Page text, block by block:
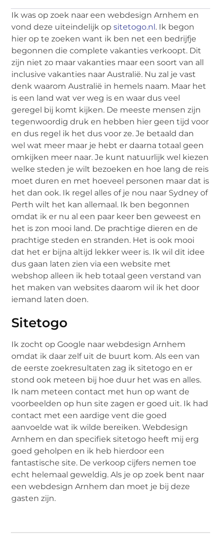
Ik was op zoek naar een webdesign Arnhem en
vond deze uiteindelijk opsitetogo.nl. Ik begon
hier op te zoeken want ik ben net een bedrijfje
begonnen die complete vakanties verkoopt. Dit
zijn niet zo maar vakanties maar een soort van all
inclusive vakanties naar Australië. Nu zal je vast
denk waarom Australië in hemels naam. Maar het
is een land wat ver weg is en waar dus veel
geregel bij komt kijken. De meeste mensen zijn
tegenwoordig druk en hebben hier geen tijd voor
en dus regel ik het dus voor ze. Je betaald dan
wel wat meer maar je hebt er daarna totaal geen
omkijken meer naar. Je kunt natuurlijk wel kiezen
welke steden je wilt bezoeken en hoe lang de reis
moet duren en met hoeveel personen maar dat is
het dan ook. Ik regel alles of je nou naar Sydney of
Perth wilt het kan allemaal. Ik ben begonnen
omdat ik er nu al een paar keer ben geweest en
het is zon mooi land. De prachtige dieren en de
prachtige steden en stranden. Het is ook mooi
dat het er bijna altijd lekker weer is. Ik wil dit idee
dus gaan laten zien via een website met
webshop alleen ik heb totaal geen verstand van
het maken van websites daarom wil ik het door
iemand laten doen.
Sitetogo
Ik zocht op Google naar webdesign Arnhem
omdat ik daar zelf uit de buurt kom. Als een van
de eerste zoekresultaten zag ik sitetogo en er
stond ook meteen bij hoe duur het was en alles.
Ik nam meteen contact met hun op want de
voorbeelden op hun site zagen er goed uit. Ik had
contact met een aardige vent die goed
aanvoelde wat ik wilde bereiken. Webdesign
Arnhem en dan specifiek sitetogo heeft mij erg
goed geholpen en ik heb hierdoor een
fantastische site. De verkoop cijfers nemen toe
echt helemaal geweldig. Als je op zoek bent naar
een webdesign Arnhem dan moet je bij deze
gasten zijn.